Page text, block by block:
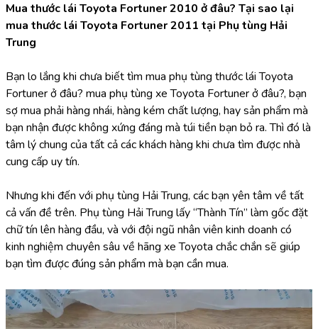
Mua thước lái Toyota Fortuner 2010 ở đâu? Tại sao lại
mua thước lái Toyota Fortuner 2011 tại Phụ tùng Hải
Trung
Bạn lo lắng khi chưa biết tìm mua phụ tùng thước lái Toyota
Fortuner ở đâu? mua phụ tùng xe Toyota Fortuner ở đâu?, bạn
sợ mua phải hàng nhái, hàng kém chất lượng, hay sản phẩm mà
bạn nhận được không xứng đáng mà túi tiền bạn bỏ ra. Thì đó là
tâm lý chung của tất cả các khách hàng khi chưa tìm được nhà
cung cấp uy tín.
Nhưng khi đến với phụ tùng Hải Trung, các bạn yên tâm về tất
cả vấn đề trên. Phụ tùng Hải Trung lấy “Thành Tín” làm gốc đặt
chữ tín lên hàng đầu, và với đội ngũ nhân viên kinh doanh có
kinh nghiệm chuyên sâu về hãng xe Toyota chắc chắn sẽ giúp
bạn tìm được đúng sản phẩm mà bạn cần mua.